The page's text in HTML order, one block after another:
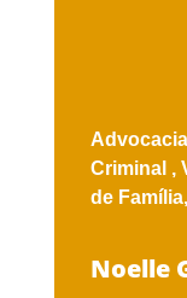
Criminal ,
de Família,
Noelle